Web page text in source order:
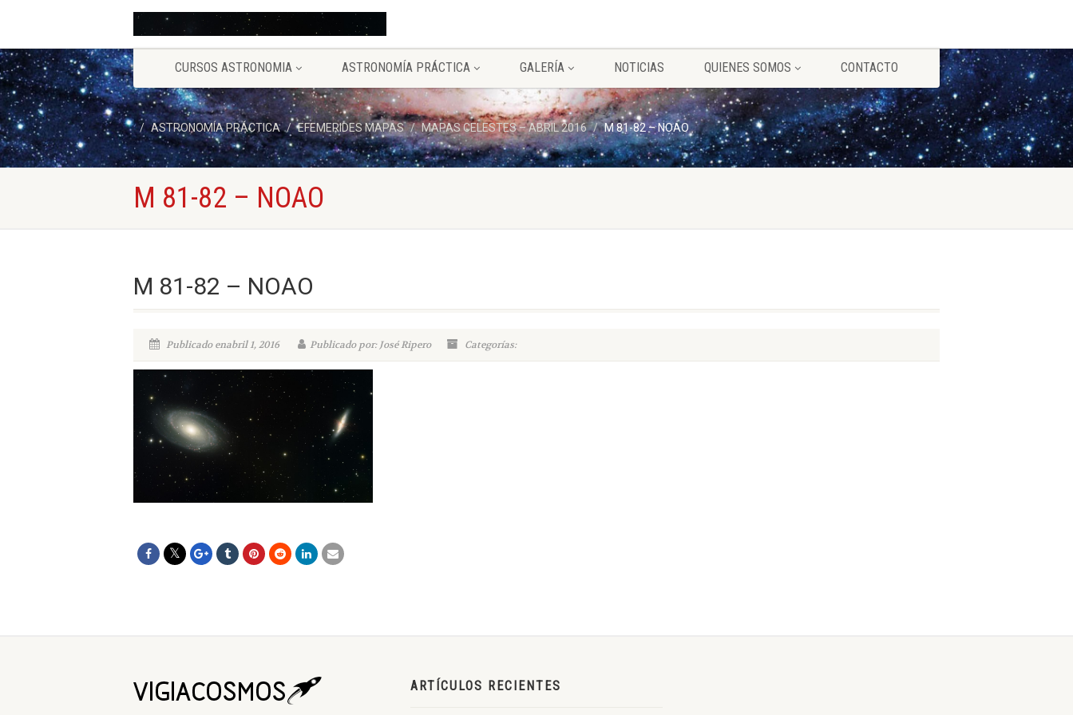
CURSOS ASTRONOMIA ASTRONOMÍA PRÁCTICA GALERÍA NOTICIAS QUIENES SOMOS CONTACTO
ASTRONOMÍA PRÁCTICA EFEMERIDES MAPAS MAPAS CELESTES – ABRIL 2016 M 81-82 – NOAO
M 81-82 – NOAO
M 81-82 – NOAO
Publicado enabril 1, 2016 Publicado por: José Ripero Categorías:
ARTÍCULOS RECIENTES